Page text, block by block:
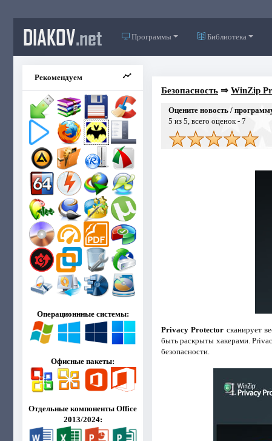
DIAKOV.net Программы Библиотека
Рекомендуем
Операционнные системы:
Офисные пакеты:
Отдельные компоненты Office
2013/2024:
Безопасность⇒ WinZip
Оцените новость /
5 из 5, всего оценок - 7
Privacy Protector сканирует
быть раскрыты хакерами.
безопасности.